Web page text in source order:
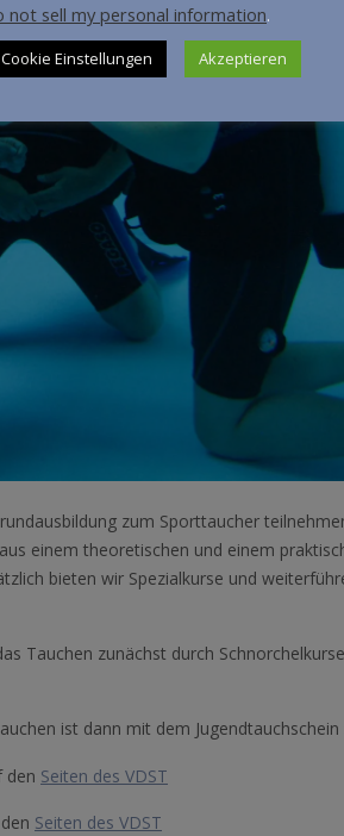
zum Sporttaucher
einem theoretischen und einem
bieten wir Spezialkurse und
Tauchen zunächst durch
ist dann mit dem Jugendtauchschein
den Seiten des VDST
Seiten des VDST
not sell my personal information.
Cookie Einstellungen Akzeptieren